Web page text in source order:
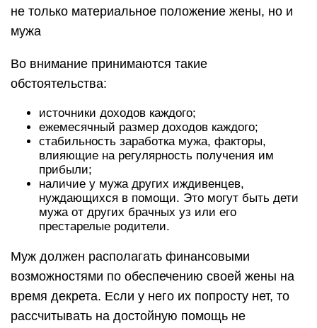
не только материальное положение жены, но и
мужа
Во внимание принимаются такие
обстоятельства:
источники доходов каждого;
ежемесячный размер доходов каждого;
стабильность заработка мужа, факторы,
влияющие на регулярность получения им
прибыли;
наличие у мужа других иждивенцев,
нуждающихся в помощи. Это могут быть дети
мужа от других брачных уз или его
престарелые родители.
Муж должен располагать финансовыми
возможностями по обеспечению своей жены на
время декрета. Если у него их попросту нет, то
рассчитывать на достойную помощь не